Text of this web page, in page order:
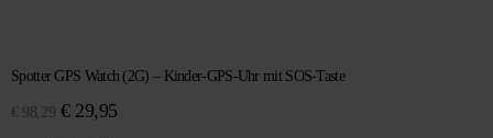
Spotter GPS Watch (2G) – Kinder-GPS-Uhr mit SOS-Taste
€ 98,29 Ursprünglicher
€29,95